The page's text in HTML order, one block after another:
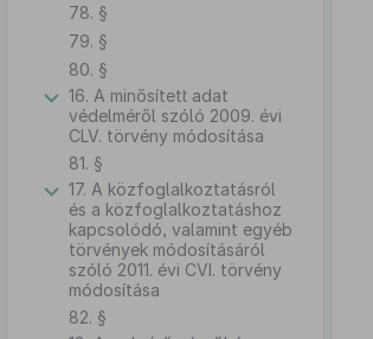
78. §
79. §
80. §
16. A minősített adat
védelméről szóló 2009. évi
CLV. törvény módosítása
81. §
17. A közfoglalkoztatásról
és a közfoglalkoztatáshoz
kapcsolódó, valamint egyéb
törvények módosításáról
szóló 2011. évi CVI. törvény
módosítása
82. §